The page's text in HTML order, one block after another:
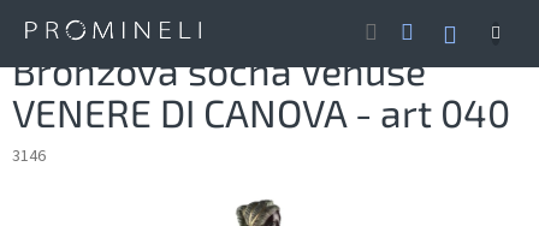
Bronzová socha Venuše
VENERE DI CANOVA - art 040
3146